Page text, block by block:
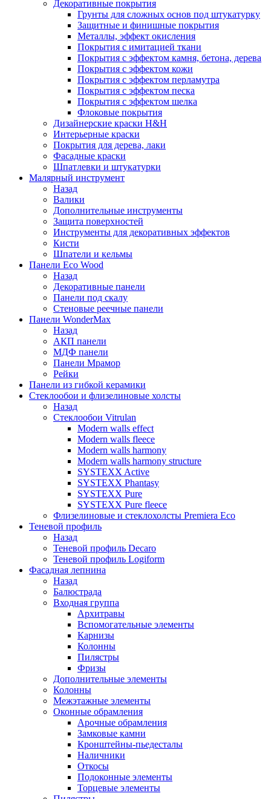
Декоративные покрытия
Грунты для сложных основ под штукатурку
Защитные и финишные покрытия
Металлы, эффект окисления
Покрытия с имитацией ткани
Покрытия с эффектом камня, бетона, дерева
Покрытия с эффектом кожи
Покрытия с эффектом перламутра
Покрытия с эффектом песка
Покрытия с эффектом шелка
Флоковые покрытия
Дизайнерские краски H&H
Интерьерные краски
Покрытия для дерева, лаки
Фасадные краски
Шпатлевки и штукатурки
Малярный инструмент
Назад
Валики
Дополнительные инструменты
Защита поверхностей
Инструменты для декоративных эффектов
Кисти
Шпатели и кельмы
Панели Eco Wood
Назад
Декоративные панели
Панели под скалу
Стеновые реечные панели
Панели WonderMax
Назад
АКП панели
МДФ панели
Панели Мрамор
Рейки
Панели из гибкой керамики
Стеклообои и флизелиновые холсты
Назад
Стеклообои Vitrulan
Modern walls effect
Modern walls fleece
Modern walls harmony
Modern walls harmony structure
SYSTEXX Active
SYSTEXX Phantasy
SYSTEXX Pure
SYSTEXX Pure fleece
Флизелиновые и стеклохолсты Premiera Eco
Теневой профиль
Назад
Теневой профиль Decaro
Теневой профиль Logiform
Фасадная лепнина
Назад
Балюстрада
Входная группа
Архитравы
Вспомогательные элементы
Карнизы
Колонны
Пилястры
Фризы
Дополнительные элементы
Колонны
Межэтажные элементы
Оконные обрамления
Арочные обрамления
Замковые камни
Кронштейны-пьедесталы
Наличники
Откосы
Подоконные элементы
Торцевые элементы